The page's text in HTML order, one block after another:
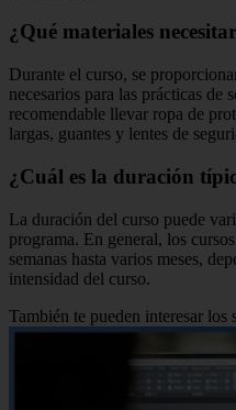
¿Qué materiales
Durante el curso, se
necesarios para las prácticas de
recomendable llevar ropa de
largas, guantes y lentes de
¿Cuál es la duración
La duración del curso puede
programa. En general, los
semanas hasta varios meses,
intensidad del curso.
También te pueden interesar los